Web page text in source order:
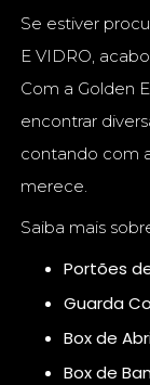
Se estiver
E VIDRO,
Com a Golden
encontrar
contando com
merece.
Saiba mais
Portões
Guarda
Box de
Box de